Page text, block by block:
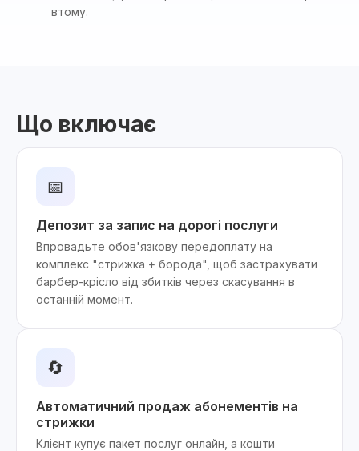
втому.
Що включає
📅
Депозит за запис на дорогі послуги
Впровадьте обов'язкову передоплату на
комплекс "стрижка + борода", щоб застрахувати
барбер-крісло від збитків через скасування в
останній момент.
🔄
Автоматичний продаж абонементів на
стрижки
Клієнт купує пакет послуг онлайн, а кошти